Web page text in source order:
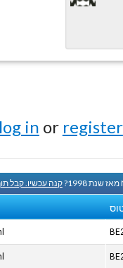
log in or register
קנה עכשיו. קבל